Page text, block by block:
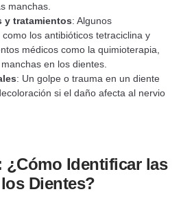
manchas.
y tratamientos: Algunos
los antibióticos tetraciclina y
médicos como la quimioterapia,
en los dientes.
: Un golpe o trauma en un diente
si el daño afecta al nervio
¿Cómo Identificar las
Dientes?